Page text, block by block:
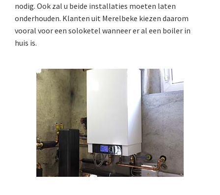
nodig. Ook zal u beide installaties moeten laten
onderhouden. Klanten uit Merelbeke kiezen daarom
vooral voor een soloketel wanneer er al een boiler in
huis is.